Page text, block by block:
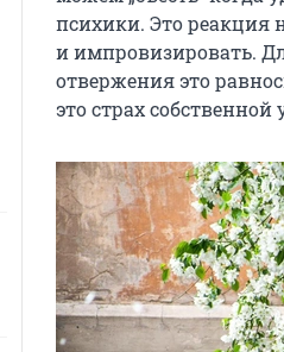
психики. Это реакция
и импровизировать.
отвержения это
это страх